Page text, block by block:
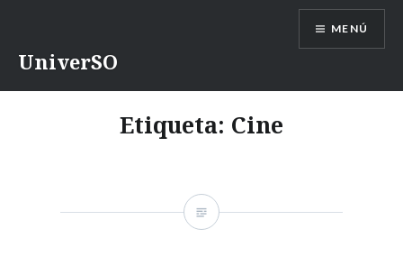
UniverSO
MENÚ
Etiqueta: Cine